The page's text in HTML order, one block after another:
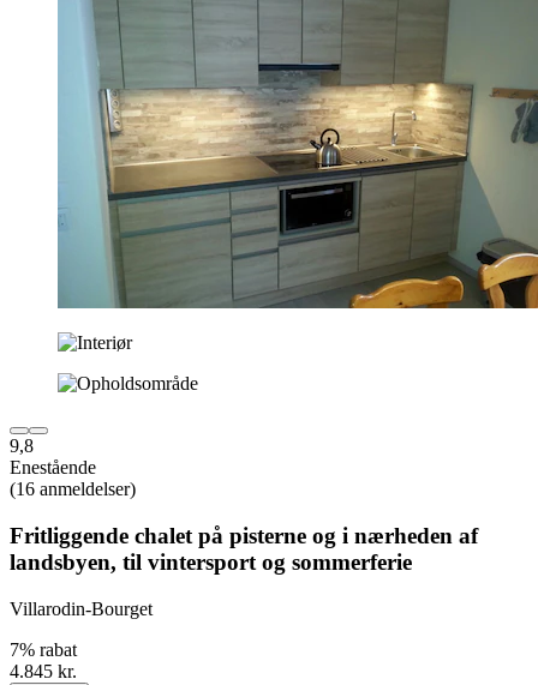
9,8
Enestående
(16 anmeldelser)
Fritliggende chalet på pisterne og i nærheden af ​​
landsbyen, til vintersport og sommerferie
Villarodin-Bourget
7% rabat
4.845 kr.